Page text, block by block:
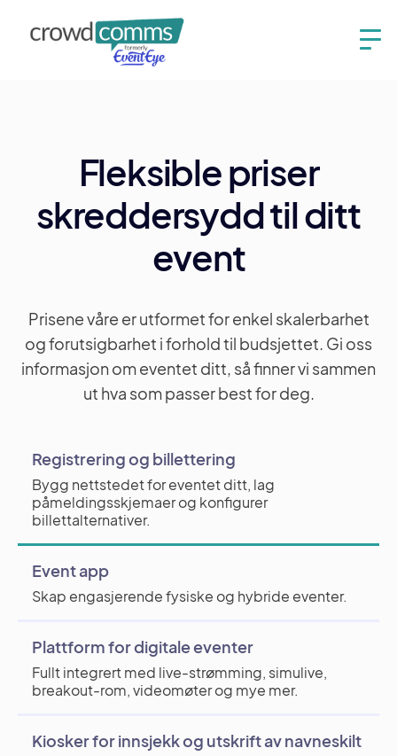
Fleksible priser
skreddersydd til ditt
event
Prisene våre er utformet for enkel skalerbarhet
og forutsigbarhet i forhold til budsjettet. Gi oss
informasjon om eventet ditt, så finner vi sammen
ut hva som passer best for deg.
Registrering og billettering
Bygg nettstedet for eventet ditt, lag
påmeldingsskjemaer og konfigurer
billettalternativer.
Event app
Skap engasjerende fysiske og hybride eventer.
Plattform for digitale eventer
Fullt integrert med live-strømming, simulive,
breakout-rom, videomøter og mye mer.
Kiosker for innsjekk og utskrift av navneskilt